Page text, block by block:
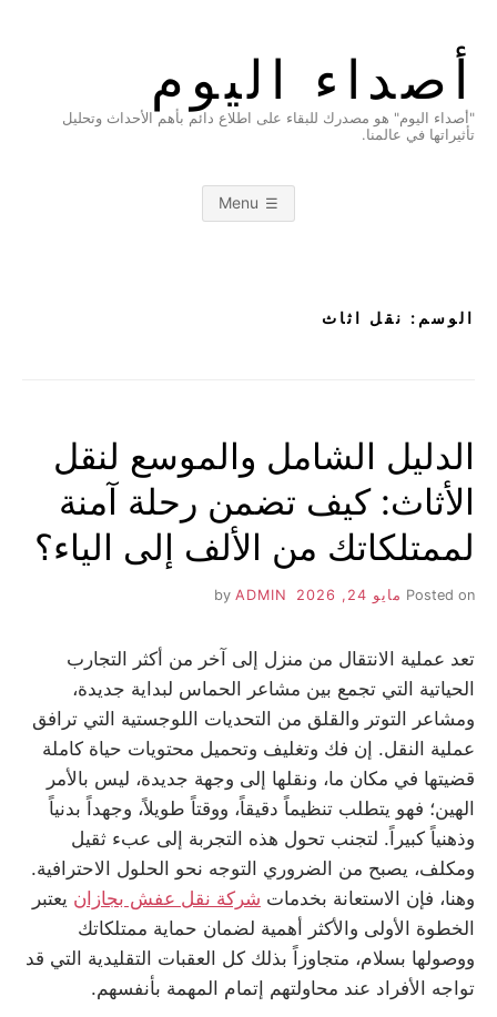
أصداء اليوم
"أصداء اليوم" هو مصدرك للبقاء على اطلاع دائم بأهم الأحداث وتحليل
تأثيراتها في عالمنا.
Menu
الوسم: نقل اثاث
الدليل الشامل والموسع لنقل
الأثاث: كيف تضمن رحلة آمنة
لممتلكاتك من الألف إلى الياء؟
Posted on مايو 24, 2026 ADMIN
تعد عملية الانتقال من منزل إلى آخر من أكثر التجارب
الحياتية التي تجمع بين مشاعر الحماس لبداية جديدة،
ومشاعر التوتر والقلق من التحديات اللوجستية التي ترافق
عملية النقل. إن فك وتغليف وتحميل محتويات حياة كاملة
قضيتها في مكان ما، ونقلها إلى وجهة جديدة، ليس بالأمر
الهين؛ فهو يتطلب تنظيماً دقيقاً، ووقتاً طويلاً، وجهداً بدنياً
وذهنياً كبيراً. لتجنب تحول هذه التجربة إلى عبء ثقيل
ومكلف، يصبح من الضروري التوجه نحو الحلول الاحترافية.
وهنا، فإن الاستعانة بخدمات شركة نقل عفش بجازان يعتبر
الخطوة الأولى والأكثر أهمية لضمان حماية ممتلكاتك
ووصولها بسلام، متجاوزاً بذلك كل العقبات التقليدية التي قد
تواجه الأفراد عند محاولتهم إتمام المهمة بأنفسهم.